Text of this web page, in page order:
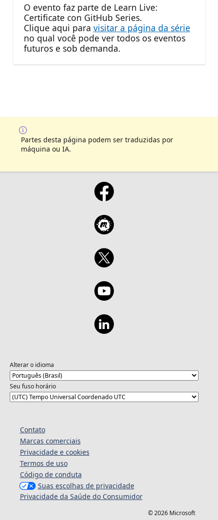
O evento faz parte de Learn Live:
Certificate con GitHub Series.
Clique aqui para visitar a página da série
no qual você pode ver todos os eventos
futuros e sob demanda.
Partes desta página podem ser traduzidas por
máquina ou IA.
Alterar o idioma
Seu fuso horário
Contato
Marcas comerciais
Privacidade e cookies
Termos de uso
Código de conduta
Suas escolhas de privacidade
Privacidade da Saúde do Consumidor
© 2026 Microsoft